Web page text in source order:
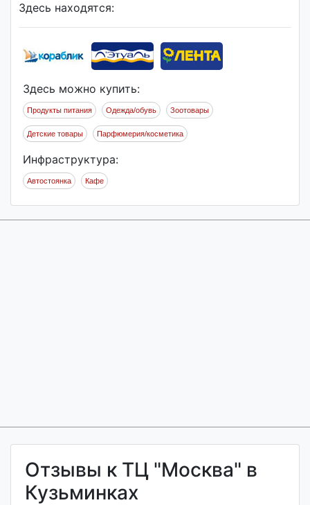
Здесь находятся:
Здесь можно купить:
Продукты питания Одежда/обувь Зоотовары
Детские товары Парфюмерия/косметика
Инфраструктура:
Автостоянка Кафе
Отзывы к ТЦ "Москва" в
Кузьминках